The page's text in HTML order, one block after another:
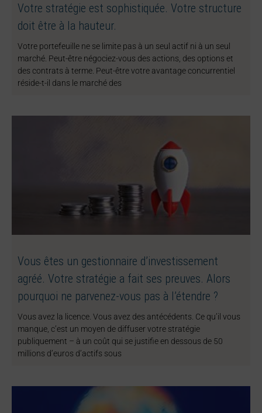
Votre stratégie est sophistiquée. Votre structure
doit être à la hauteur.
Votre portefeuille ne se limite pas à un seul actif ni à un seul
marché. Peut-être négociez-vous des actions, des options et
des contrats à terme. Peut-être votre avantage concurrentiel
réside-t-il dans le marché des
Vous êtes un gestionnaire d’investissement
agréé. Votre stratégie a fait ses preuves. Alors
pourquoi ne parvenez-vous pas à l’étendre ?
Vous avez la licence. Vous avez des antécédents. Ce qu’il vous
manque, c’est un moyen de diffuser votre stratégie
publiquement – à un coût qui se justifie en dessous de 50
millions d’euros d’actifs sous